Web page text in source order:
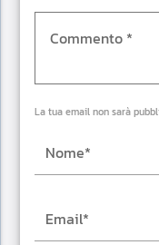
La tua email non sarà